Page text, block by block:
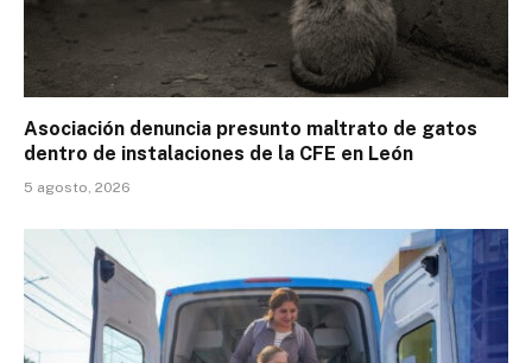
Asociación denuncia presunto maltrato de gatos
dentro de instalaciones de la CFE en León
5 agosto, 2026